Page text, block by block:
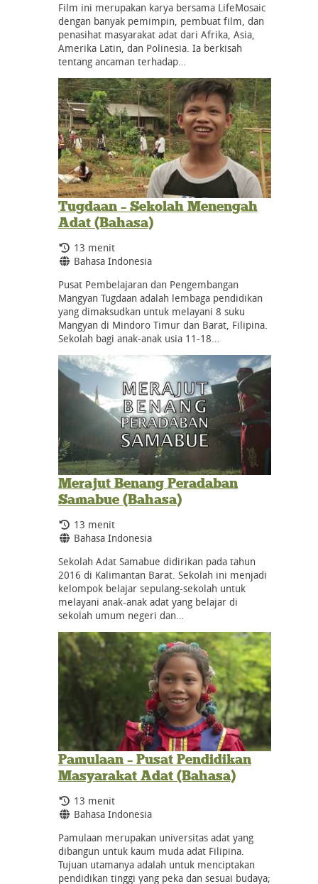
Film ini merupakan karya bersama LifeMosaic
dengan banyak pemimpin, pembuat film, dan
penasihat masyarakat adat dari Afrika, Asia,
Amerika Latin, dan Polinesia. Ia berkisah
tentang ancaman terhadap…
Tugdaan – Sekolah Menengah
Adat (Bahasa)
Durasi:
13 menit
Bahasa:
Bahasa Indonesia
Pusat Pembelajaran dan Pengembangan
Mangyan Tugdaan adalah lembaga pendidikan
yang dimaksudkan untuk melayani 8 suku
Mangyan di Mindoro Timur dan Barat, Filipina.
Sekolah bagi anak-anak usia 11-18…
Merajut Benang Peradaban
Samabue (Bahasa)
Durasi:
13 menit
Bahasa:
Bahasa Indonesia
Sekolah Adat Samabue didirikan pada tahun
2016 di Kalimantan Barat. Sekolah ini menjadi
kelompok belajar sepulang-sekolah untuk
melayani anak-anak adat yang belajar di
sekolah umum negeri dan…
Pamulaan – Pusat Pendidikan
Masyarakat Adat (Bahasa)
Durasi:
13 menit
Bahasa:
Bahasa Indonesia
Pamulaan merupakan universitas adat yang
dibangun untuk kaum muda adat Filipina.
Tujuan utamanya adalah untuk menciptakan
pendidikan tinggi yang peka dan sesuai budaya;